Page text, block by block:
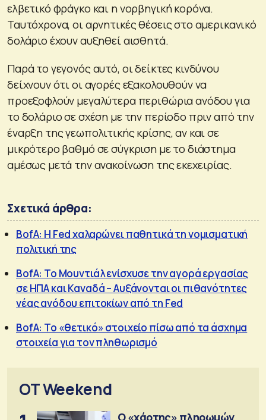
ελβετικό φράγκο και η νορβηγική κορόνα.
Ταυτόχρονα, οι αρνητικές θέσεις στο αμερικανικό
δολάριο έχουν αυξηθεί αισθητά.
Παρά το γεγονός αυτό, οι δείκτες κινδύνου
δείχνουν ότι οι αγορές εξακολουθούν να
προεξοφλούν μεγαλύτερα περιθώρια ανόδου για
το δολάριο σε σχέση με την περίοδο πριν από την
έναρξη της γεωπολιτικής κρίσης, αν και σε
μικρότερο βαθμό σε σύγκριση με το διάστημα
αμέσως μετά την ανακοίνωση της εκεχειρίας.
Σχετικά άρθρα:
BofA: Η Fed χαλαρώνει παθητικά τη νομισματική
πολιτική της
BofA: Το Μουντιάλ ενίσχυσε την αγορά εργασίας
σε ΗΠΑ και Καναδά – Αυξάνονται οι πιθανότητες
νέας ανόδου επιτοκίων από τη Fed
BofA: Το «θετικό» στοιχείο πίσω από τα άσχημα
στοιχεία για τον πληθωρισμό
OT Weekend
Ο «χάρτης» πληρωμών